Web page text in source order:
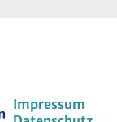
Impressum